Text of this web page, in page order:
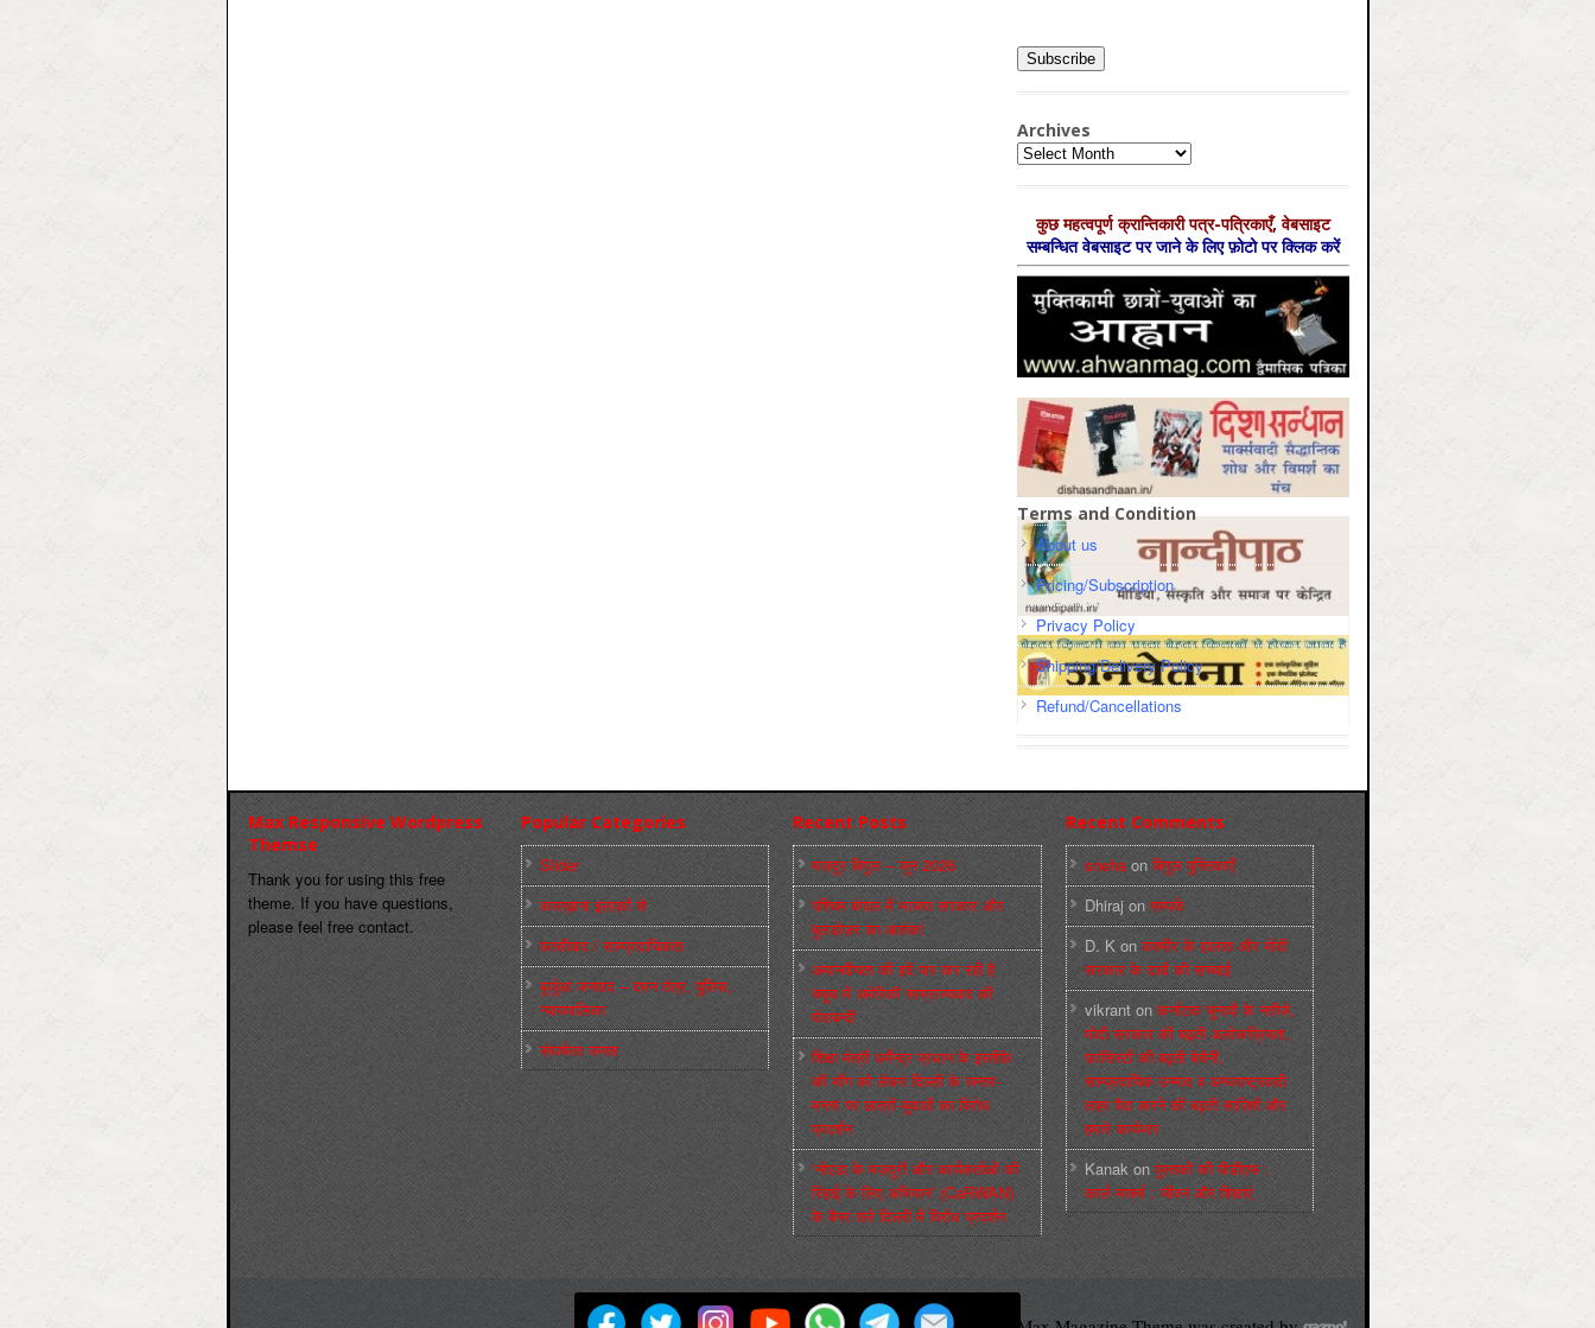
Archives
Archives
कुछ महत्‍वपूर्ण क्रान्तिकारी पत्र-पत्रिकाएँ, वेबसाइट
सम्‍बन्धित वेबसाइट पर जाने के लिए फ़ोटो पर क्लिक करें
Terms and Condition
About us
Pricing/Subscription
Privacy Policy
Shipping/Delivery Policy
Refund/Cancellations
Max Responsive Wordpress
Themse
Thank you for using this free
theme. If you have questions,
please feel free contact.
Popular Categories
Slider
कारख़ाना इलाक़ों से
फ़ासीवाद / साम्‍प्रदायिकता
बुर्जुआ जनवाद – दमन तंत्र, पुलिस,
न्‍यायपालिका
संघर्षरत जनता
Recent Posts
मज़दूर बिगुल – जून 2026
पश्चिम बंगाल में भाजपा सरकार और
बुलडोज़र का आतंक!
अमानवीयता की हदें पार कर रही है
क्यूबा में अमेरिकी साम्राज्यवाद की
घेराबन्दी
शिक्षा मंत्री धर्मेन्द्र प्रधान के इस्तीफ़े
की माँग को लेकर दिल्ली के जन्तर-
मन्तर पर छात्रों-युवाओं का विरोध
प्रदर्शन
‘नोएडा के मज़दूरों और कार्यकर्ताओं की
रिहाई के लिए अभियान’ (CaRWAN)
के बैनर तले दिल्ली में विरोध प्रदर्शन
Recent Comments
snehaonबिगुल पुस्तिकाएँ
Dhirajon सम्पर्क
D. Konकश्मीर के हालात और मोदी
सरकार के दावों की सच्चाई
vikrantonकर्नाटक चुनावों के नतीजे,
मोदी सरकार की बढ़ती अलोकप्रियता,
फ़ासिस्टों की बढ़ती बेचैनी,
साम्प्रदायिक उन्माद व अन्धराष्ट्रवादी
लहर पैदा करने की बढ़ती साज़िशें और
हमारे कार्यभार
Kanakonपुस्‍तकों की पीडीएफ :
कार्ल मार्क्‍स : जीवन और शिक्षाएं
मज़दूर बिगुल Powered by
WordPress